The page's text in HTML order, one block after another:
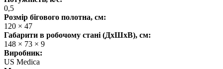
0,5
Розмір бігового полотна, см:
120 × 47
Габарити в робочому стані (ДхШхВ), см:
148 × 73 × 9
Виробник:
US Medica